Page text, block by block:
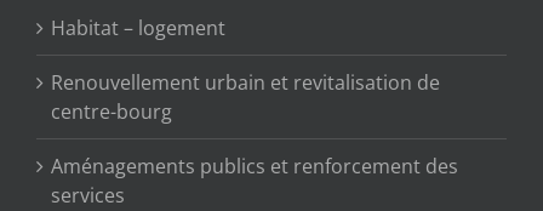
Habitat – logement
Renouvellement urbain et revitalisation de
centre-bourg
Aménagements publics et renforcement des
services